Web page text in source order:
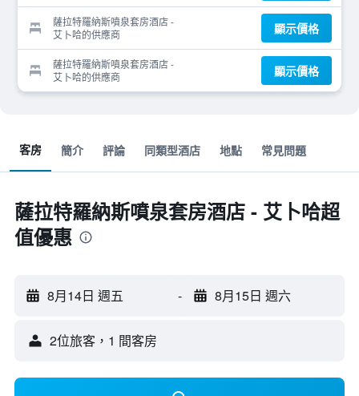
薩拉特羅納斯噴泉套房酒店 -
艾卜哈的供應商
顯示價格
薩拉特羅納斯噴泉套房酒店 -
艾卜哈的供應商
顯示價格
客房 簡介 評論 同類型酒店 地點 常見問題
薩拉特羅納斯噴泉套房酒店 - 艾卜哈超
值優惠
8月14日 週五 - 8月15日 週六
2位旅客，1 間客房